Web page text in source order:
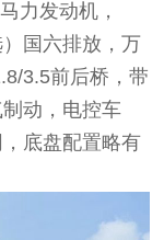
力发动机，
）国六排放，万
3.5前后桥，带
动，电控车
底盘配置略有